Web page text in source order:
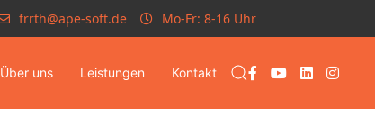
frrth@ape-soft.de Mo-Fr: 8-16 Uhr
Über uns Leistungen Kontakt